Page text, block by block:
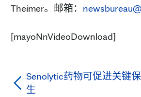
Theimer。邮箱：
[mayoNnVideoDownload]
Senolytic药物可促进关键
生